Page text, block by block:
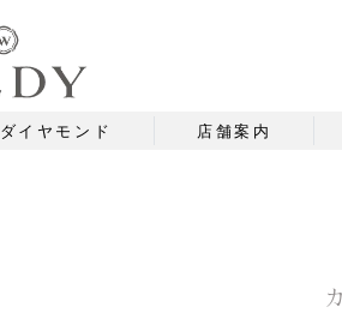
ダイヤモンド 店舗案内